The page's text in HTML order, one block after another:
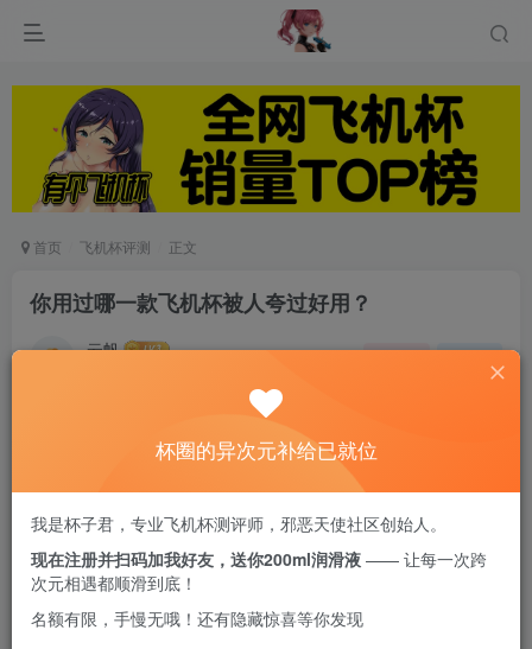
首页 飞机杯评测 正文
你用过哪一款飞机杯被人夸过好用？
云帆
实话说，嘻嘻我玩过的很多个飞机杯安利给我那些同道中人
之后经常被人夸我有眼光，简直成为我的社交小助攻！当然
也有很多飞机杯是我从别人问来的，这次我就分【慢玩】、
【刺激】、【臀】来讲讲了
杯圈的异次元补给已就位
我是杯子君，专业飞机杯测评师，邪恶天使社区创始人。
现在注册并扫码加我好友，送你200ml润滑液 —— 让每一次跨
次元相遇都顺滑到底！
名额有限，手慢无哦！还有隐藏惊喜等你发现